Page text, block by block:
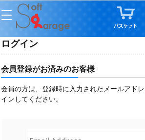
ログイン
会員登録がお済みのお客様
会員の方は、登録時に入力されたメールアド
インしてください。